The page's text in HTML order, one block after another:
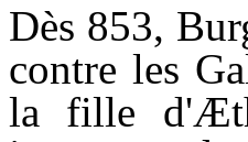
Dès 853,
contre les
la fille